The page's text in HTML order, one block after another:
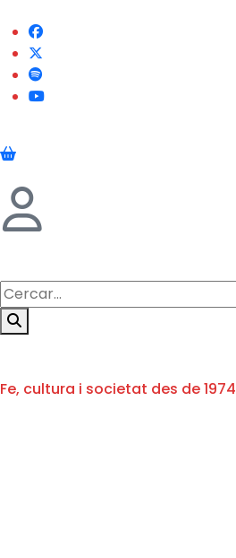
Fe, cultura i societat des de 1974